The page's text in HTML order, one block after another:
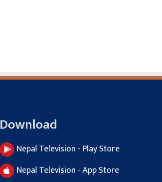
Download
Nepal Television - Play Store
Nepal Television - App Store